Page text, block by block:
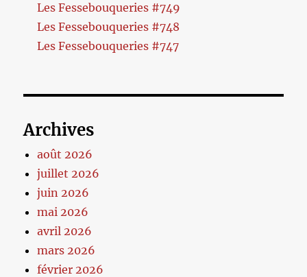
Les Fessebouqueries #749
Les Fessebouqueries #748
Les Fessebouqueries #747
Archives
août 2026
juillet 2026
juin 2026
mai 2026
avril 2026
mars 2026
février 2026